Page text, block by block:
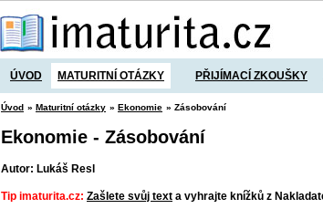
ÚVOD MATURITNÍ OTÁZKY PŘIJÍMACÍ ZKOUŠKY
Úvod » Maturitní otázky » Ekonomie » Zásobování
Ekonomie - Zásobování
Autor: Lukáš Resl
Tip imaturita.cz: Zašlete svůj text a vyhrajte knížků z